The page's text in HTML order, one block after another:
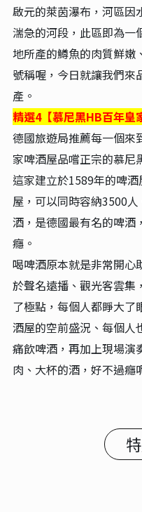
啟元的萊茵瀑布，河區因
湍急的河段，此區即為一
地所產的鱒魚的肉質鮮嫩
號稱喔，今日就讓我們來
產。
精選4【慕尼黑HB百年皇
德國旅遊局推薦每一個來
家啤酒屋品嚐正宗的慕尼
這家建立於1589年的啤
屋，可以同時容納3500
酒，是德國最有名的啤酒
癮。
喝啤酒原本就是非常開心
於聲名遠播、觀光客雲集
了極點，每個人都睜大了
酒屋的空前盛況、每個人
痛飲啤酒，再加上現場演
肉、大杯的酒，好不過癮